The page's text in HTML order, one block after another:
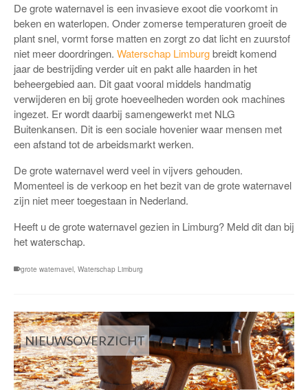
De grote waternavel is een invasieve exoot die voorkomt in
beken en waterlopen. Onder zomerse temperaturen groeit de
plant snel, vormt forse matten en zorgt zo dat licht en zuurstof
niet meer doordringen. Waterschap Limburgbreidt komend
jaar de bestrijding verder uit en pakt alle haarden in het
beheergebied aan. Dit gaat vooral middels handmatig
verwijderen en bij grote hoeveelheden worden ook machines
ingezet. Er wordt daarbij samengewerkt met NLG
Buitenkansen. Dit is een sociale hovenier waar mensen met
een afstand tot de arbeidsmarkt werken.
De grote waternavel werd veel in vijvers gehouden.
Momenteel is de verkoop en het bezit van de grote waternavel
zijn niet meer toegestaan in Nederland.
Heeft u de grote waternavel gezien in Limburg? Meld dit dan bij
het waterschap.
grote waternavel, Waterschap Limburg
NIEUWSOVERZICHT